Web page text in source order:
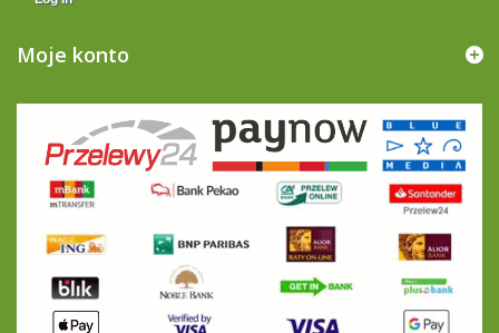
Moje konto